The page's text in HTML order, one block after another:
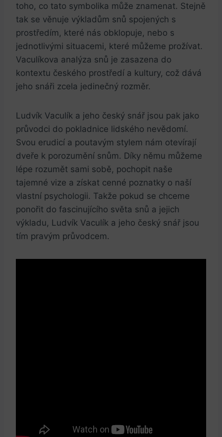
toho, co⁣ tato symbolika může znamenat. ‌Stejně
tak se věnuje výkladům snů spojených s
prostředím, které nás obklopuje,‍ nebo s
jednotlivými situacemi, které můžeme prožívat.
Vaculíkova analýza snů je zasazena do
kontextu českého prostředí a kultury, ⁢což ‌dává​
jeho⁢ snáři⁢ zcela jedinečný rozměr.
Ludvík Vaculík a jeho český ⁢snář ‌jsou pak jako
⁣průvodci do pokladnice lidského nevědomí.
Svou erudicí a ‌poutavým stylem nám otevírají
dveře ⁤k porozumění ‍snům. Díky němu můžeme
lépe​ rozumět ⁢sami sobě,‌ pochopit naše
tajemné vize a získat‌ cenné poznatky o naší
vlastní‌ psychologii. Takže pokud se chceme
ponořit do ⁣fascinujícího světa ‌snů‍ a⁣ jejich
výkladu, Ludvík Vaculík a jeho⁤ český snář ⁣jsou
tím​ pravým průvodcem.